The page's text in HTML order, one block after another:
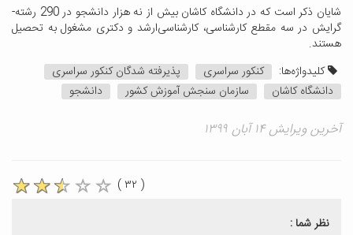
شایان ذکر است که در دانشگاه کاشان بیش از نه هزار دانشجو در 290 رشته‌-
گرایش در سه مقطع کارشناسی، کارشناسی‌ارشد و دکتری مشغول به تحصیل
هستند.
کلیدواژه‌ها:
کنکور سراسری
پذیرفته شدگان کنکور سراسری
دانشگاه کاشان
سازمان سنجش آموزش کشور دانشجو
آخرین ویرایش ۱۴ آبان ۱۳۹۹
( ۳۲ )
نظر شما :